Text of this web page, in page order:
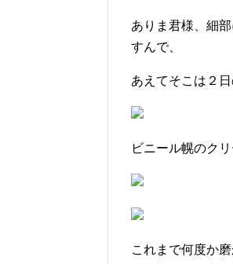
ありま君様、細
すんで、
あえてそこは２
ビニール幌のク
これまで何度か